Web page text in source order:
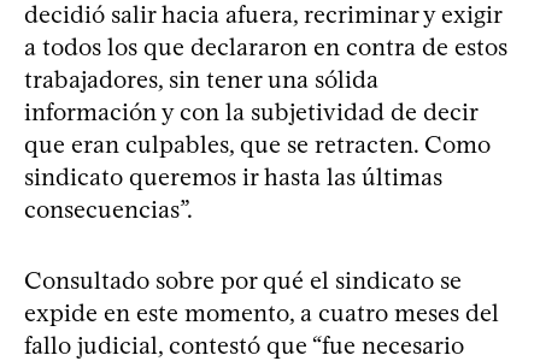
decidió salir hacia afuera, recriminar y exigir
a todos los que declararon en contra de estos
trabajadores, sin tener una sólida
información y con la subjetividad de decir
que eran culpables, que se retracten. Como
sindicato queremos ir hasta las últimas
consecuencias”.
Consultado sobre por qué el sindicato se
expide en este momento, a cuatro meses del
fallo judicial, contestó que “fue necesario